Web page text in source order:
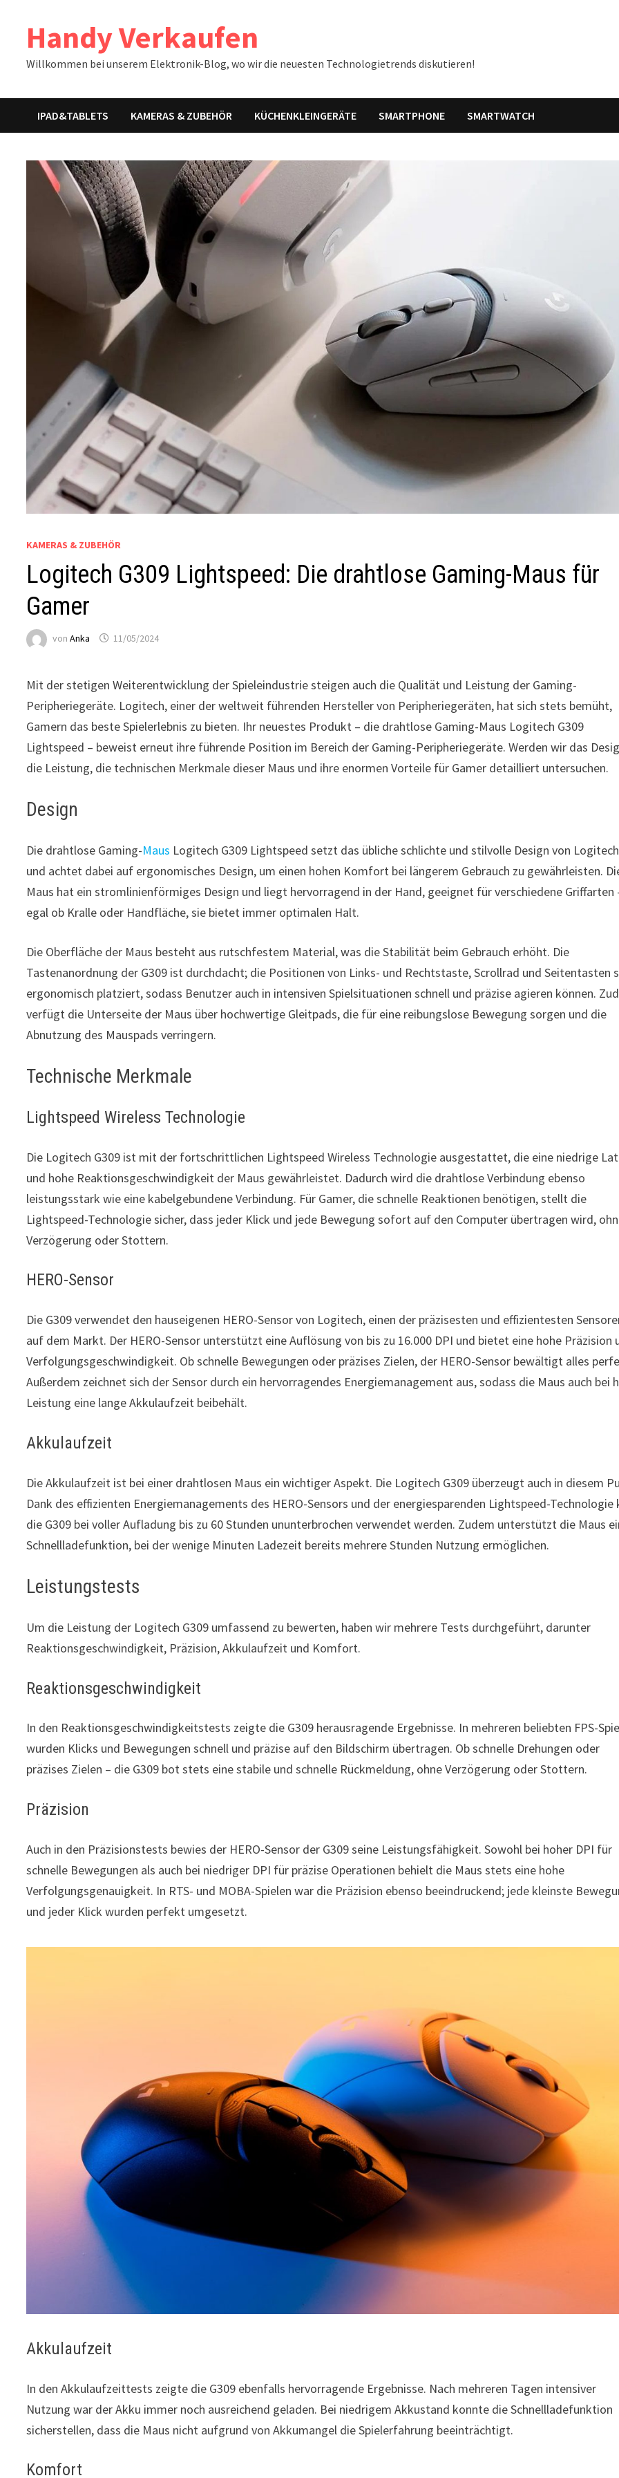
Inhalt
springenHandy Verkaufen
Willkommen bei unserem Elektronik-Blog, wo wir die neuesten Technologietrends diskutieren!
IPAD&TABLETS KAMERAS & ZUBEHÖR KÜCHENKLEINGERÄTE SMARTPHONE SMARTWATCH
KAMERAS & ZUBEHÖR
Logitech G309 Lightspeed: Die drahtlose Gaming-Maus für
Gamer
vonAnka 11/05/2024
Mit der stetigen Weiterentwicklung der Spieleindustrie steigen auch die Qualität und Leistung der Gaming-
Peripheriegeräte. Logitech, einer der weltweit führenden Hersteller von Peripheriegeräten, hat sich stets bemüht,
Gamern das beste Spielerlebnis zu bieten. Ihr neuestes Produkt – die drahtlose Gaming-Maus Logitech G309
Lightspeed – beweist erneut ihre führende Position im Bereich der Gaming-Peripheriegeräte. Werden wir das
die Leistung, die technischen Merkmale dieser Maus und ihre enormen Vorteile für Gamer detailliert untersuchen.
Design
Die drahtlose Gaming-Maus Logitech G309 Lightspeed setzt das übliche schlichte und stilvolle Design von
und achtet dabei auf ergonomisches Design, um einen hohen Komfort bei längerem Gebrauch zu gewährleisten.
Maus hat ein stromlinienförmiges Design und liegt hervorragend in der Hand, geeignet für verschiedene Griffarten
egal ob Kralle oder Handfläche, sie bietet immer optimalen Halt.
Die Oberfläche der Maus besteht aus rutschfestem Material, was die Stabilität beim Gebrauch erhöht. Die
Tastenanordnung der G309 ist durchdacht; die Positionen von Links- und Rechtstaste, Scrollrad und Seitentasten
ergonomisch platziert, sodass Benutzer auch in intensiven Spielsituationen schnell und präzise agieren können.
verfügt die Unterseite der Maus über hochwertige Gleitpads, die für eine reibungslose Bewegung sorgen und die
Abnutzung des Mauspads verringern.
Technische Merkmale
Lightspeed Wireless Technologie
Die Logitech G309 ist mit der fortschrittlichen Lightspeed Wireless Technologie ausgestattet, die eine niedrige
und hohe Reaktionsgeschwindigkeit der Maus gewährleistet. Dadurch wird die drahtlose Verbindung ebenso
leistungsstark wie eine kabelgebundene Verbindung. Für Gamer, die schnelle Reaktionen benötigen, stellt die
Lightspeed-Technologie sicher, dass jeder Klick und jede Bewegung sofort auf den Computer übertragen wird,
Verzögerung oder Stottern.
HERO-Sensor
Die G309 verwendet den hauseigenen HERO-Sensor von Logitech, einen der präzisesten und effizientesten
auf dem Markt. Der HERO-Sensor unterstützt eine Auflösung von bis zu 16.000 DPI und bietet eine hohe Präzision
Verfolgungsgeschwindigkeit. Ob schnelle Bewegungen oder präzises Zielen, der HERO-Sensor bewältigt alles
Außerdem zeichnet sich der Sensor durch ein hervorragendes Energiemanagement aus, sodass die Maus auch bei
Leistung eine lange Akkulaufzeit beibehält.
Akkulaufzeit
Die Akkulaufzeit ist bei einer drahtlosen Maus ein wichtiger Aspekt. Die Logitech G309 überzeugt auch in diesem
Dank des effizienten Energiemanagements des HERO-Sensors und der energiesparenden Lightspeed-Technologie
die G309 bei voller Aufladung bis zu 60 Stunden ununterbrochen verwendet werden. Zudem unterstützt die Maus
Schnellladefunktion, bei der wenige Minuten Ladezeit bereits mehrere Stunden Nutzung ermöglichen.
Leistungstests
Um die Leistung der Logitech G309 umfassend zu bewerten, haben wir mehrere Tests durchgeführt, darunter
Reaktionsgeschwindigkeit, Präzision, Akkulaufzeit und Komfort.
Reaktionsgeschwindigkeit
In den Reaktionsgeschwindigkeitstests zeigte die G309 herausragende Ergebnisse. In mehreren beliebten FPS-
wurden Klicks und Bewegungen schnell und präzise auf den Bildschirm übertragen. Ob schnelle Drehungen oder
präzises Zielen – die G309 bot stets eine stabile und schnelle Rückmeldung, ohne Verzögerung oder Stottern.
Präzision
Auch in den Präzisionstests bewies der HERO-Sensor der G309 seine Leistungsfähigkeit. Sowohl bei hoher DPI für
schnelle Bewegungen als auch bei niedriger DPI für präzise Operationen behielt die Maus stets eine hohe
Verfolgungsgenauigkeit. In RTS- und MOBA-Spielen war die Präzision ebenso beeindruckend; jede kleinste
und jeder Klick wurden perfekt umgesetzt.
Akkulaufzeit
In den Akkulaufzeittests zeigte die G309 ebenfalls hervorragende Ergebnisse. Nach mehreren Tagen intensiver
Nutzung war der Akku immer noch ausreichend geladen. Bei niedrigem Akkustand konnte die Schnellladefunktion
sicherstellen, dass die Maus nicht aufgrund von Akkumangel die Spielerfahrung beeinträchtigt.
Komfort